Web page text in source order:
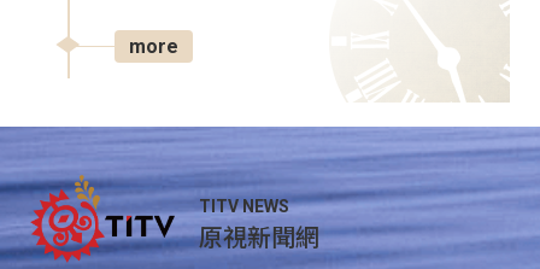
more
TITV NEWS
原視新聞網